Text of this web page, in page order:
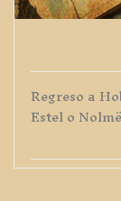
Regreso a
Estel o